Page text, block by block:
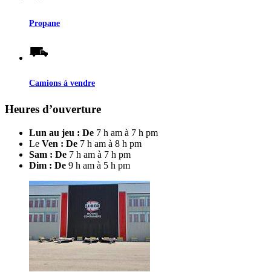
Propane
Camions à vendre
Heures d’ouverture
Lun au jeu : De 7 h am à 7 h pm
Le Ven : De 7 h am à 8 h pm
Sam : De 7 h am à 7 h pm
Dim : De 9 h am à 5 h pm